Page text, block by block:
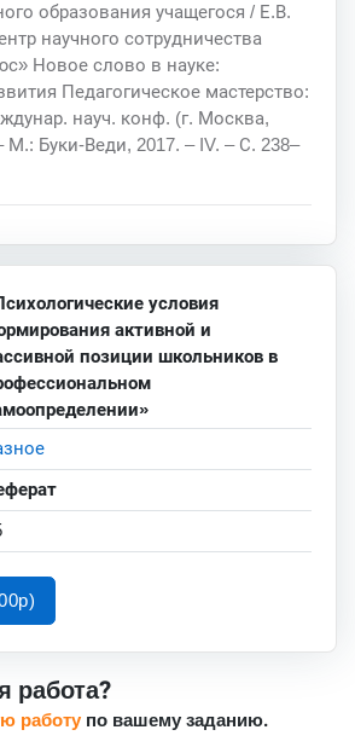
образования учащегося / Е.В.
научного сотрудничества
Новое слово в науке:
Педагогическое мастерство:
науч. конф. (г. Москва,
М.: Буки‐Веди, 2017. – IV. – С. 238–
условия
активной и
позиции школьников в
работа?
работу по вашему заданию.